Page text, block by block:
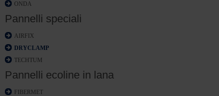
ONDA
Pannelli speciali
AIRFIX
DRYCLAMP
TECHTUM
Pannelli ecoline in lana
FIBERMET